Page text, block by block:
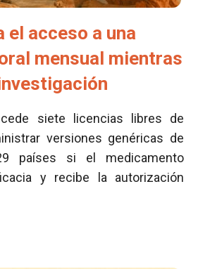
el acceso a una
mensual mientras
siete licencias libres de
versiones genéricas de
países si el medicamento
y recibe la autorización